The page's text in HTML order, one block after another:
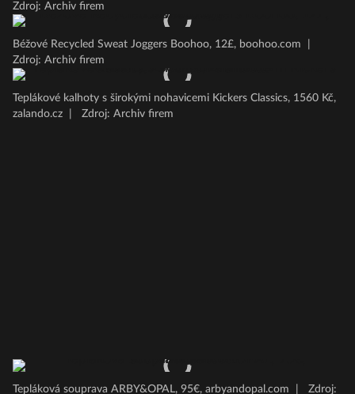
Zdroj: Archiv firem
Béžové Recycled Sweat Joggers Boohoo, 12£, boohoo.com
Zdroj: Archiv firem
Teplákové kalhoty s širokými nohavicemi Kickers Classics, 1560 Kč,
zalando.cz
Zdroj: Archiv firem
Tepláková souprava ARBY&OPAL, 95€, arbyandopal.com Zdroj: